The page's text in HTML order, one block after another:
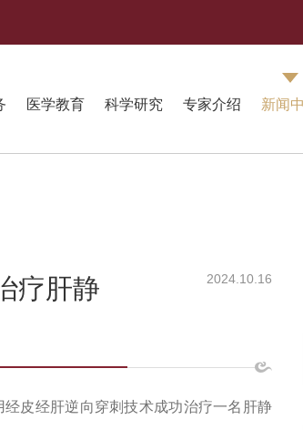
医学教育 科学研究 专家介绍 新闻
疗肝静
2024.10.16
皮经肝逆向穿刺技术成功治疗一名肝静